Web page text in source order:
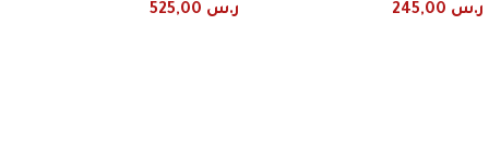
ر.س
ر.س